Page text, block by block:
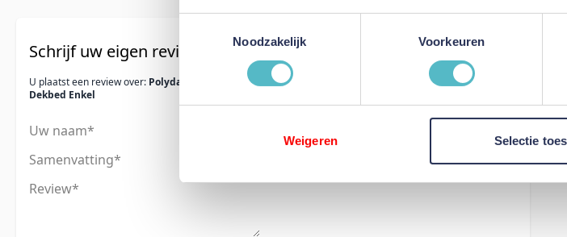
Noodzakelijk
Voorkeuren
Weigeren Selectie
Schrijf uw eigen review
U plaatst een review over: Polydaun Daunfill
Dekbed Enkel
Uw naam
Samenvatting
Review